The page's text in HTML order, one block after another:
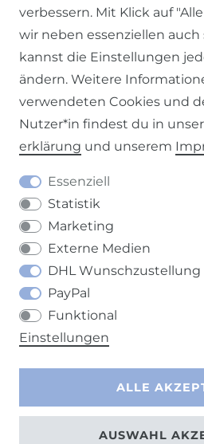
Impressum
VERTRAG
verbessern. Mit Klick auf
wir neben essenziellen auch
kannst die Einstellungen
ändern. Weitere
verwendeten Cookies und
Nutzer*in findest du in
erklärung und unserem
Essenziell
Statistik
Marketing
Externe Medien
DHL Wunschzustellung
PayPal
Funktional
Einstellungen
ALLE
AUSWAHL